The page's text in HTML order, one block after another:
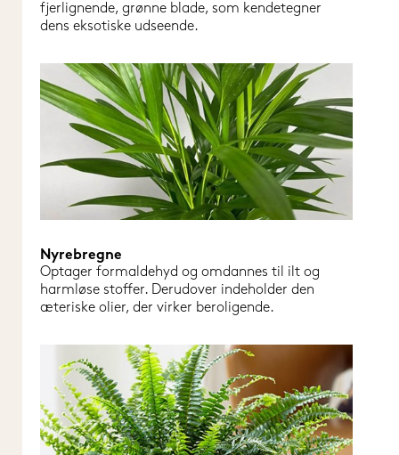
fjerlignende, grønne blade, som kendetegner
dens eksotiske udseende.
Nyrebregne
Optager formaldehyd og omdannes til ilt og
harmløse stoffer. Derudover indeholder den
æteriske olier, der virker beroligende.